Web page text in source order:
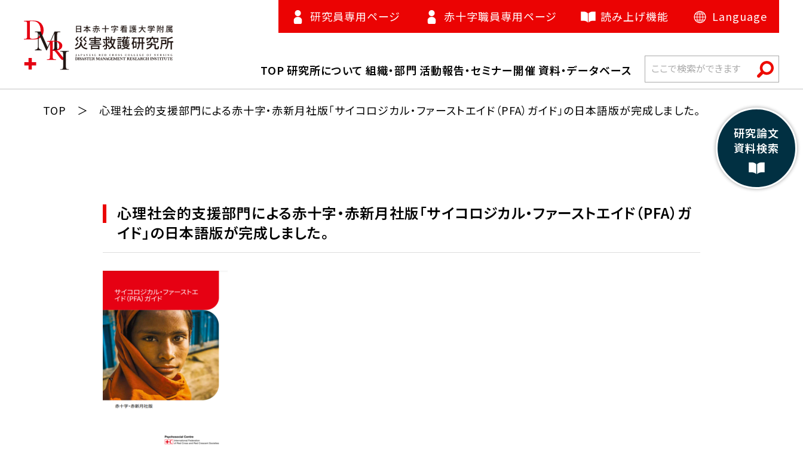
TOP研究所について 組織・部門 活動報告・セミナー開催資料・データベース
タベース
研究員専用ページ 赤十字職員専用ページ 読み上げ機能 Language
English
français
русский язык
español
TOP 心理社会的支援部門による赤十字・赤新月社版「サイコロジカル・ファーストエイド（PFA）ガイド」の日本語版が完成しました。
心理社会的支援部門による赤十字・赤新月社版「サイコロジカル・ファーストエイド（PFA）ガ
イド」の日本語版が完成しました。
研究論文
資料検索